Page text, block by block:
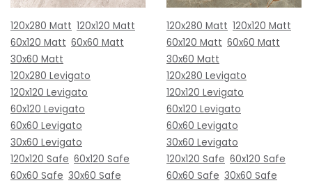
120x280 Matt 120x120 Matt
60x120 Matt 60x60 Matt
30x60 Matt
120x280 Levigato
120x120 Levigato
60x120 Levigato
60x60 Levigato
30x60 Levigato
120x120 Safe 60x120 Safe
60x60 Safe 30x60 Safe
120x280 Matt 120x120 Matt
60x120 Matt 60x60 Matt
30x60 Matt
120x280 Levigato
120x120 Levigato
60x120 Levigato
60x60 Levigato
30x60 Levigato
120x120 Safe 60x120 Safe
60x60 Safe 30x60 Safe